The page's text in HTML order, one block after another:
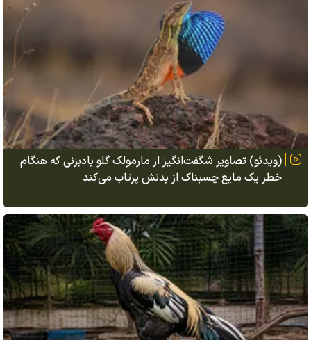
(ویدئو) تصاویر شگفت‌انگیز از مارمولک گلو بادبزنی که هنگام
خطر یک مایع چسبناک از بدنش پرتاب می‌کند